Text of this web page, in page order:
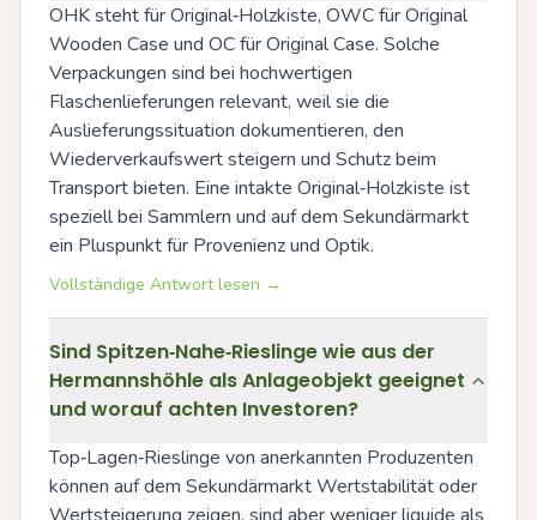
OHK steht für Original‑Holzkiste, OWC für Original
Wooden Case und OC für Original Case. Solche
Verpackungen sind bei hochwertigen
Flaschenlieferungen relevant, weil sie die
Auslieferungssituation dokumentieren, den
Wiederverkaufswert steigern und Schutz beim
Transport bieten. Eine intakte Original‑Holzkiste ist
speziell bei Sammlern und auf dem Sekundärmarkt
ein Pluspunkt für Provenienz und Optik.
Vollständige Antwort lesen →
Sind Spitzen‑Nahe‑Rieslinge wie aus der
Hermannshöhle als Anlageobjekt geeignet
und worauf achten Investoren?
Top‑Lagen‑Rieslinge von anerkannten Produzenten
können auf dem Sekundärmarkt Wertstabilität oder